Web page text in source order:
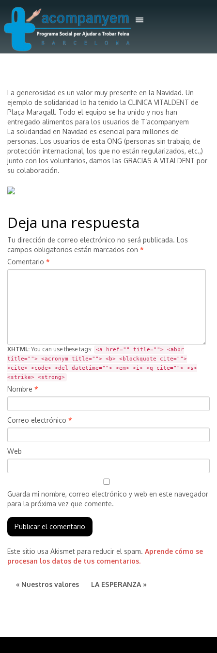
La generosidad es un valor muy presente en la Navidad. Un
ejemplo de solidaridad lo ha tenido la CLINICA VITALDENT de
Plaça Maragall. Todo el equipo se ha unido y nos han
entregado alimentos para los usuarios de T’acompanyem
La solidaridad en Navidad es esencial para millones de
personas. Los usuarios de esta ONG (personas sin trabajo, de
protección internacional, los que no están regularizados, etc.,)
junto con los voluntarios, damos las GRACIAS A VITALDENT por
su colaboración.
Deja una respuesta
Tu dirección de correo electrónico no será publicada. Los
campos obligatorios están marcados con *
Comentario *
XHTML: You can use these tags:
<a href="" title=""> <abbr
title=""> <acronym title=""> <b> <blockquote cite="">
<cite> <code> <del datetime=""> <em> <i> <q cite=""> <s>
<strike> <strong>
Nombre *
Correo electrónico *
Web
Guarda mi nombre, correo electrónico y web en este navegador
para la próxima vez que comente.
Este sitio usa Akismet para reducir el spam. Aprende cómo se
procesan los datos de tus comentarios.
« Nuestros valores LA ESPERANZA »